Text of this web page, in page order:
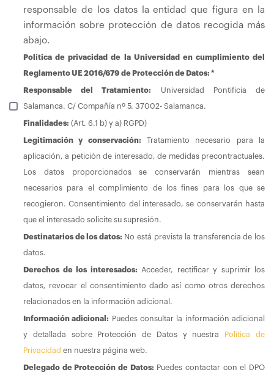
responsable de los datos la entidad que figura en la
información sobre protección de datos recogida más
abajo.
Política de privacidad de la Universidad en cumplimiento del
Reglamento UE 2016/679 de Protección de Datos: *
Responsable del Tratamiento: Universidad Pontificia de
Salamanca. C/ Compañía nº 5. 37002- Salamanca.
Finalidades: (Art. 6.1 b) y a) RGPD)
Legitimación y conservación: Tratamiento necesario para la
aplicación, a petición de interesado, de medidas precontractuales.
Los datos proporcionados se conservarán mientras sean
necesarios para el complimiento de los fines para los que se
recogieron. Consentimiento del interesado, se conservarán hasta
que el interesado solicite su supresión.
Destinatarios de los datos: No está prevista la transferencia de los
datos.
Derechos de los interesados: Acceder, rectificar y suprimir los
datos, revocar el consentimiento dado así como otros derechos
relacionados en la información adicional.
Información adicional: Puedes consultar la información adicional
y detallada sobre Protección de Datos y nuestra Política de
Privacidad en nuestra página web.
Delegado de Protección de Datos: Puedes contactar con el DPO